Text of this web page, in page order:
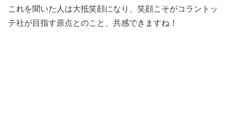
これを聞いた人は大抵笑顔になり、笑顔こそがコラントッ
テ社が目指す原点とのこと、共感できますね！